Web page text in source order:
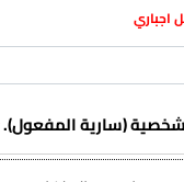
(سارية المفعول).